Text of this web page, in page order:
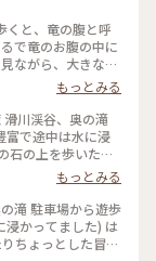
くと、竜の腹と呼
で竜のお腹の中に
ながら、大きな栗
もっとみる
富で途中は水に浸
石の上を歩いたり
？ あらためて、自
た樹々の向こうに
な空間。ホントに
滝
もっとみる
浸かってました) は
ちょっとした冒